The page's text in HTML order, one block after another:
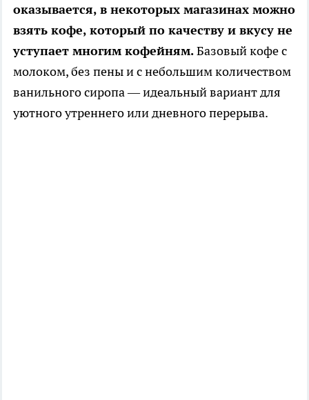
оказывается, в некоторых магазинах можно
взять кофе, который по качеству и вкусу не
уступает многим кофейням.Базовый кофе с
молоком, без пены и с небольшим количеством
ванильного сиропа — идеальный вариант для
уютного утреннего или дневного перерыва.